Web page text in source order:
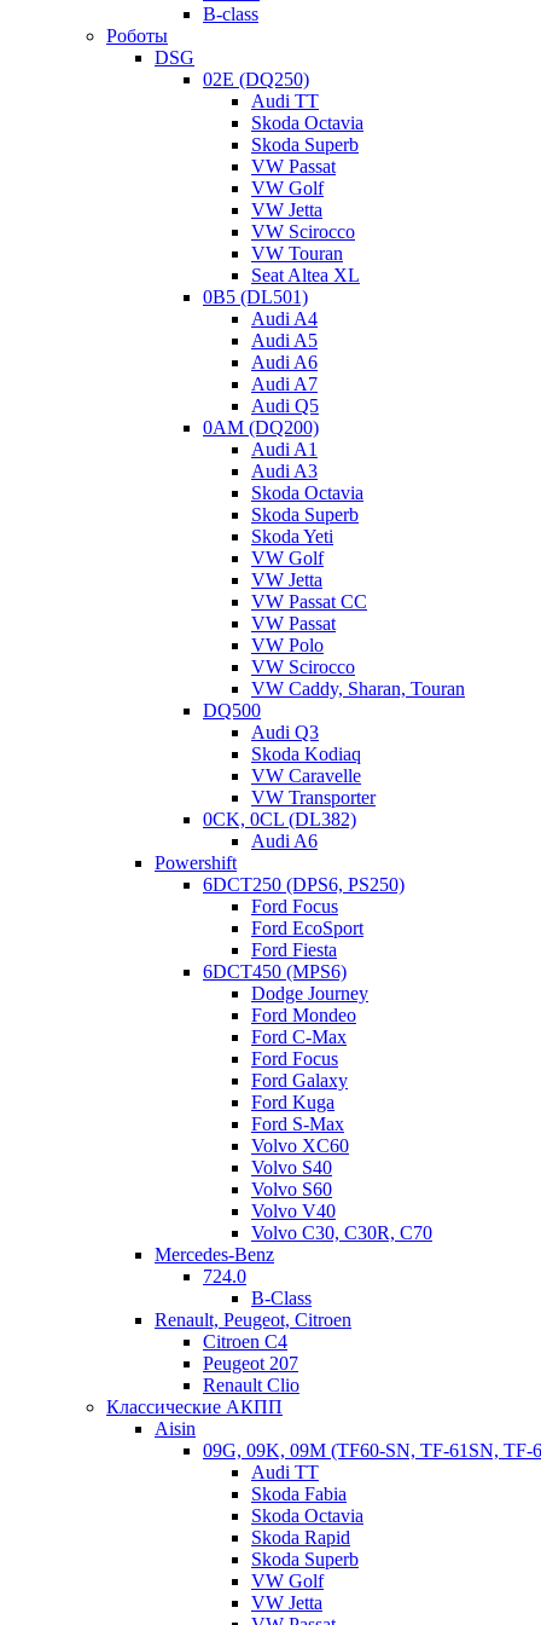
B-class
Роботы
DSG
02E (DQ250)
Audi TT
Skoda Octavia
Skoda Superb
VW Passat
VW Golf
VW Jetta
VW Scirocco
VW Touran
Seat Altea XL
0B5 (DL501)
Audi A4
Audi A5
Audi A6
Audi A7
Audi Q5
0AM (DQ200)
Audi A1
Audi A3
Skoda Octavia
Skoda Superb
Skoda Yeti
VW Golf
VW Jetta
VW Passat CC
VW Passat
VW Polo
VW Scirocco
VW Caddy, Sharan, Touran
DQ500
Audi Q3
Skoda Kodiaq
VW Caravelle
VW Transporter
0CK, 0CL (DL382)
Audi A6
Powershift
6DCT250 (DPS6, PS250)
Ford Focus
Ford EcoSport
Ford Fiesta
6DCT450 (MPS6)
Dodge Journey
Ford Mondeo
Ford C-Max
Ford Focus
Ford Galaxy
Ford Kuga
Ford S-Max
Volvo XC60
Volvo S40
Volvo S60
Volvo V40
Volvo C30, C30R, C70
Mercedes-Benz
724.0
B-Class
Renault, Peugeot, Citroen
Citroen C4
Peugeot 207
Renault Clio
Классические АКПП
Aisin
09G, 09K, 09M (TF60-SN, TF-61SN, TF-
Audi TT
Skoda Fabia
Skoda Octavia
Skoda Rapid
Skoda Superb
VW Golf
VW Jetta
05.11.2019
Обзор DSG6 02E DQ250
АКПП концерна VAG DSG6 02E (она же DQ250) –
роботизированная трансмиссия с двойным сцеплением,
находящимся в «мокрой» ванне. Данный агрегат
разрабатывался совместно с американской компанией Borg
Warner и ставился примерно с 2003 по 2015 год на большую
линейку автомобилей: — Audi: TT, Q3; — VW: Scirocco,
Sharan, Touran, Golf, Golf Plus, Golf GTI, Passat, Passat…
23.08.2019 0